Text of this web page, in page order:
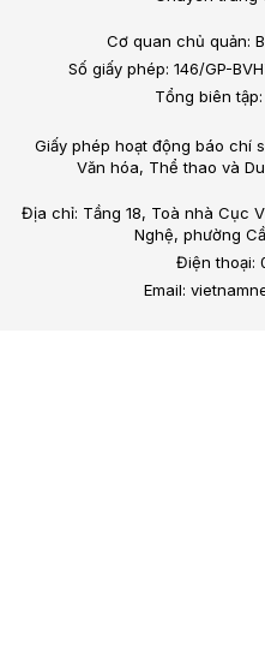
Cơ quan chủ quản:
Số giấy phép: 146/GP-
Tổng biên
Giấy phép hoạt động báo chí
Văn hóa, Thể thao và
Địa chỉ: Tầng 18, Toà nhà Cục
Nghệ, phường
Điện thoại:
Email: